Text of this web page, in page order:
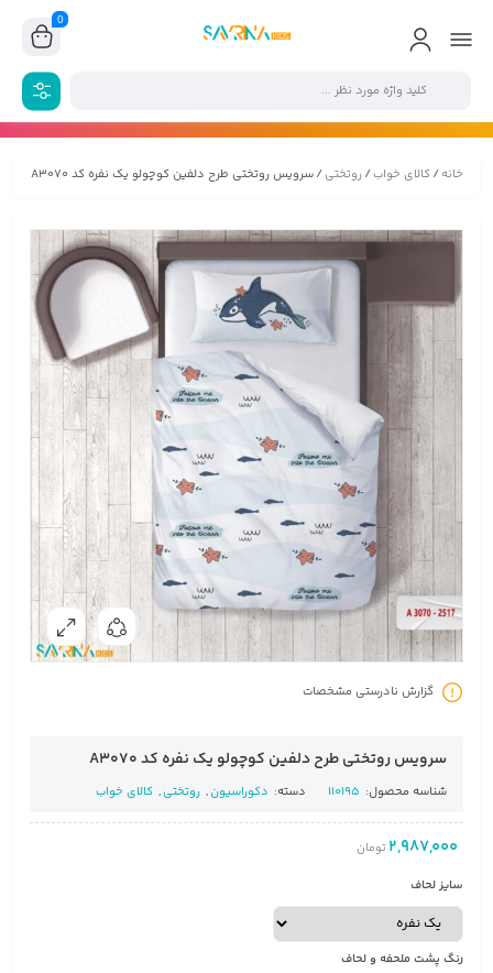
0
خانه/ کالای خواب/ روتختی/ سرویس روتختی طرح دلفین کوچولو یک نفره کد A3070
گزارش نادرستی مشخصات
سرویس روتختی طرح دلفین کوچولو یک نفره کد A3070
شناسه محصول: 110195 دسته: دکوراسیون, روتختی, کالای خواب
2,987,000 تومان
سایز لحاف
رنگ پشت ملحفه و لحاف